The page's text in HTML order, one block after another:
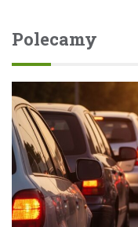
Polecamy